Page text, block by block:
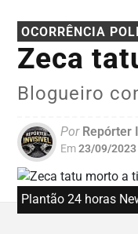
OCORRÊNCIA
Zeca
Blogueiro
PorRepórter
Em23/09/2023
Plantão 24 horas